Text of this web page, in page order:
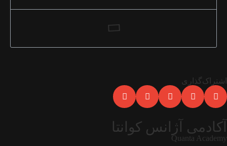
اشتراک‌گذاری
آکادمی آژانس کوانتا
Quanta Academy